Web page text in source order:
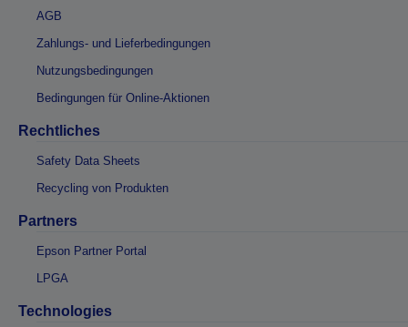
AGB
Zahlungs- und Lieferbedingungen
Nutzungsbedingungen
Bedingungen für Online-Aktionen
Rechtliches
Safety Data Sheets
Recycling von Produkten
Partners
Epson Partner Portal
LPGA
Technologies